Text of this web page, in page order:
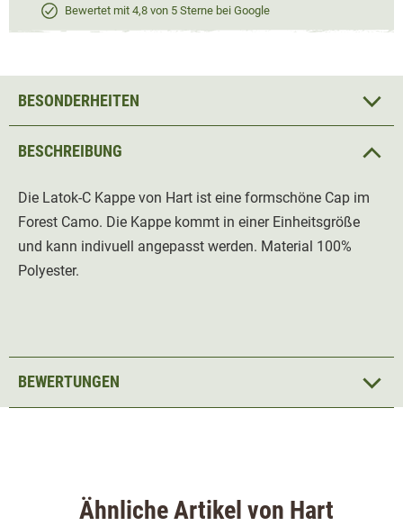
Bewertet mit 4,8 von 5 Sterne bei Google
BESCHREIBUNG
Die Latok-C Kappe von Hart ist eine formschöne Cap im
Forest Camo. Die Kappe kommt in einer Einheitsgröße
und kann indivuell angepasst werden. Material 100%
Polyester.
BESONDERHEITEN
BEWERTUNGEN
Ähnliche Artikel von Hart